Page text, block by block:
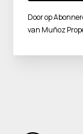
Door op
van Muñoz